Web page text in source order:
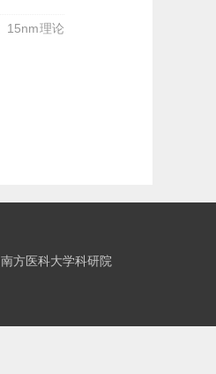
15nm理论
南方医科大学科研院